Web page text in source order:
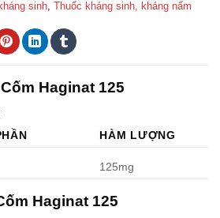
sinh Thuốc kháng sinh, kháng nấm
Haginat 125
HÀM LƯỢNG
125mg
Haginat 125